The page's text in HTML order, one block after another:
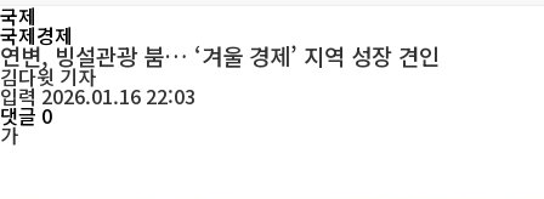
국제
국제경제
연변, 빙설관광 붐… ‘겨울 경제’ 지역 성장 견인
김다윗 기자
입력 2026.01.16 22:03
댓글 0
가